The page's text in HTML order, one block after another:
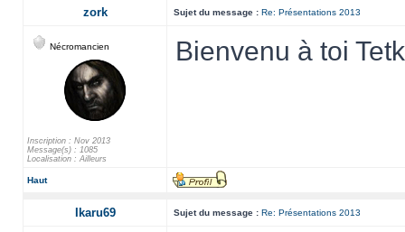
zork Sujet du message : Re: Présentations 2013
Nécromancien
Inscription : Nov 2013
Message(s) : 1085
Localisation : Ailleurs
Bienvenu à toi
Haut
Ikaru69 Sujet du message : Re: Présentations 2013